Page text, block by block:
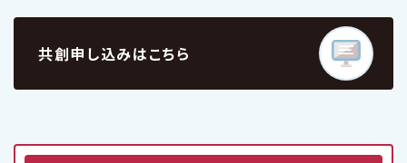
共創申し込みはこちら